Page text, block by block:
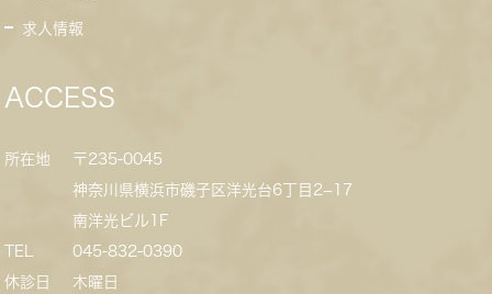
求人情報
ACCESS
所在地
〒235-0045
神奈川県横浜市磯子区洋光台6丁目2−17
南洋光ビル1F
TEL
045-832-0390
休診日
木曜日